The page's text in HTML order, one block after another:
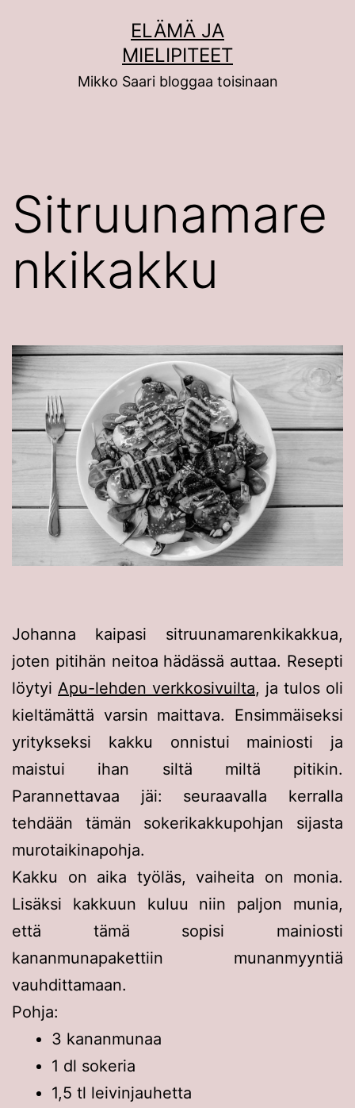
ELÄMÄ JA
MIELIPITEET
Mikko Saari bloggaa toisinaan
Sitruunamare
nkikakku
Johanna kaipasi sitruunamarenkikakkua,
joten pitihän neitoa hädässä auttaa. Resepti
löytyi Apu-lehden verkkosivuilta, ja tulos oli
kieltämättä varsin maittava. Ensimmäiseksi
yritykseksi kakku onnistui mainiosti ja
maistui ihan siltä miltä pitikin.
Parannettavaa jäi: seuraavalla kerralla
tehdään tämän sokerikakkupohjan sijasta
murotaikinapohja.
Kakku on aika työläs, vaiheita on monia.
Lisäksi kakkuun kuluu niin paljon munia,
että tämä sopisi mainiosti
kananmunapakettiin munanmyyntiä
vauhdittamaan.
Pohja:
3 kananmunaa
1 dl sokeria
1,5 tl leivinjauhetta